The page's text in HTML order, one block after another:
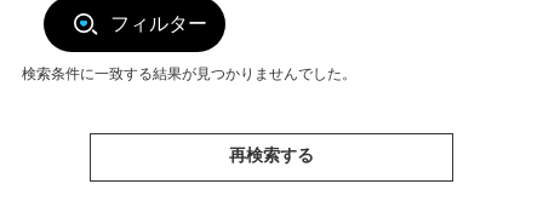
フィルター
検索条件に一致する結果が見つかりませんでした。
再検索する